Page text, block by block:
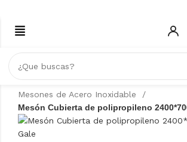
Inicio
ACERO INOXIDABLE
Mesones de Acero Inoxidable
Mesón Cubierta de polipropileno